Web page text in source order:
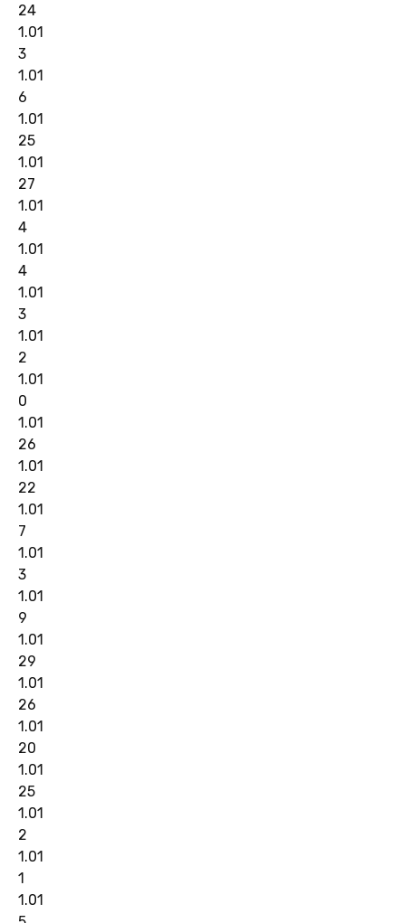
24
1.01
3
1.01
6
1.01
25
1.01
27
1.01
4
1.01
4
1.01
3
1.01
2
1.01
0
1.01
26
1.01
22
1.01
7
1.01
3
1.01
9
1.01
29
1.01
26
1.01
20
1.01
25
1.01
2
1.01
1
1.01